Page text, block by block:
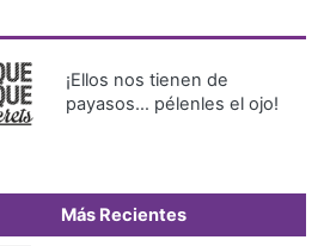
¡Ellos nos tienen de
payasos… pélenles el ojo!
Más Recientes